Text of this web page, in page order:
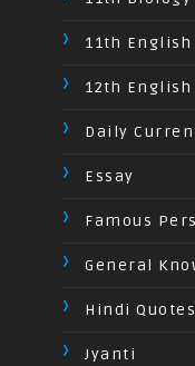
11th English
12th English
Daily
Essay
Famous
General
Hindi Quotes
Jyanti